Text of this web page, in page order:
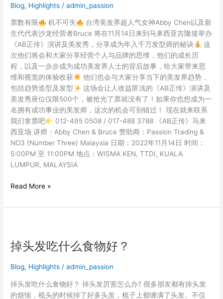
Blog, Highlights /admin_passion
票数有限 机不可失
台湾美发界超人气女神Abby Chen以及新
生代代表沙龙经营者Bruce 将在11月14日来到马来西亚吉隆坡举办
《AB正传》演讲及美发秀，分享成为年入千万发型师的秘诀
这
次他们将会和大家分享经营个人与品牌的思维，他们的成长历
程，以及一步步成为成功美发界人士的背后故事，给大家带来思
维和视觉的体验收获
他们也会与大家分享当下的美发界趋势，
包括趋势造型及发型
这场会让人收益匪浅的《AB正传》演讲及
美发秀座位仅限500个，被抢光了票就没有了！如果你也想成为一
名拥有成功事业的美发师，这次的机会可别错过！ 现在就来联系
我们拿票吧
012-495 0508 / 017-488 3788 《AB正传》马来
西亚场 讲师：Abby Chen & Bruce 赞助商：Passion Trading &
NO3 (Number Three) Malaysia 日期：2022年11月14日 时间：
5:00PM 至 11:00PM 地点：WISMA KEN, TTDI, KUALA
LUMPUR, MALAYSIA
Abby
Chen
及
经
营
者
Bruce
联
手
举
办
《AB
正
传》
11
14
强
Read More »
掉头发吃什么食物好？
Blog, Highlights /admin_passion
掉头发吃什么食物好？ 掉头发厉害怎么办? 很多朋友都有掉头发
的烦恼，梳头的时候掉了好多头发，梳子上都缠满了头发。不仅
发
什
食